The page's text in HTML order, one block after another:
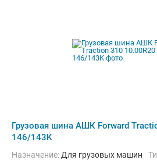
Грузовая шина АШК Forward
146/143K
Назначение: Для грузовых машин